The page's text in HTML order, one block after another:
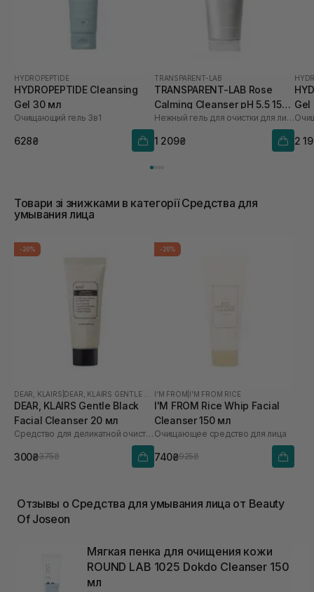
HYDROPEPTIDE
HYDROPEPTIDE Cleansing
Gel 30 мл
Очищающий гель 3в1
628₴
TRANSPARENT-LAB
TRANSPARENT-LAB Rose
Calming Cleanser pH 5.5 150
мл
Нежный гель для очистки для лица
1 209₴
Gel
2
Товари зі знижками в категорії Средства для
умывания лица
-20%
DEAR, KLAIRS
DEAR, KLAIRS Gentle Black
Facial Cleanser 20 мл
Средство для деликатной очистки лица
300₴375₴
-20%
I'M FROM I'M FROM RICE
I'M FROM Rice Whip Facial
Cleanser 150 мл
Очищающее средство для лица
740₴925₴
Отзывы о Средства для умывания лица от Beauty
Of Joseon
Мягкая пенка для очищения кожи
ROUND LAB 1025 Dokdo Cleanser 150
мл